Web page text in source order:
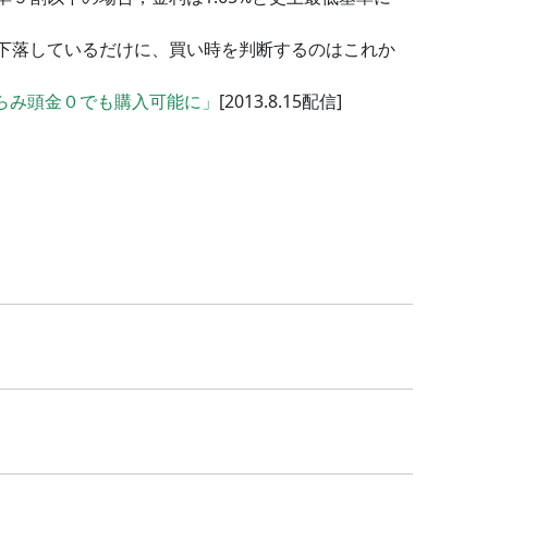
しているだけに、買い時を判断するのはこれか
頭金０でも購入可能に」 [2013.8.15配信]